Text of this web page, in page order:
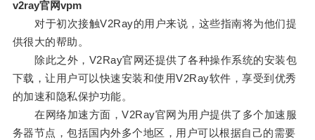
v2ray官网vpm
对于初次接触V2Ray的用户来说，这些指南将为他们提
供很大的帮助。
除此之外，V2Ray官网还提供了各种操作系统的安装包
下载，让用户可以快速安装和使用V2Ray软件，享受到优秀
的加速和隐私保护功能。
在网络加速方面，V2Ray官网为用户提供了多个加速服
务器节点，包括国内外多个地区，用户可以根据自己的需要